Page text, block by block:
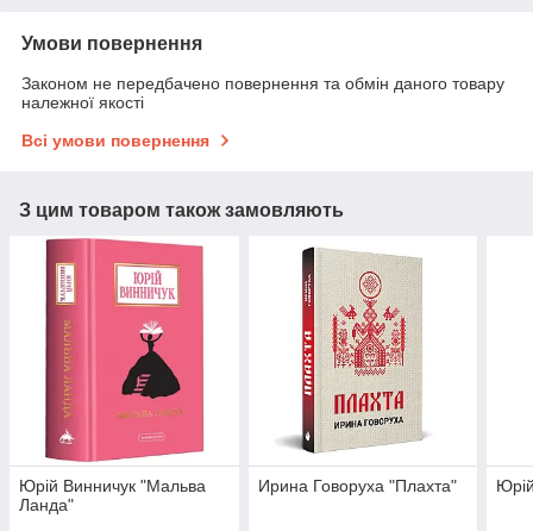
Умови повернення
Законом не передбачено повернення та обмін даного товару
належної якості
Всі умови повернення
З цим товаром також замовляють
Юрій Винничук "Мальва
Ланда"
Ирина Говоруха "Плахта" Юрій